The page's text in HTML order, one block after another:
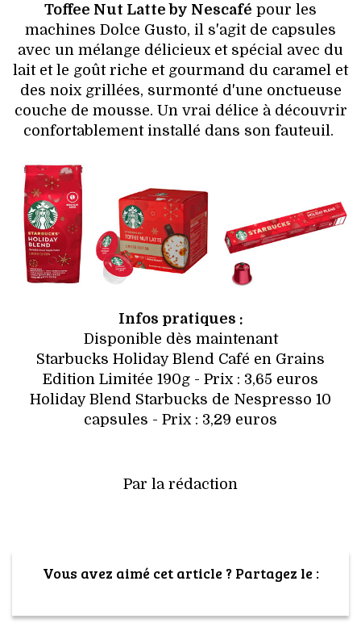
Toffee Nut Latte by Nescafé pour les
machines Dolce Gusto, il s'agit de capsules
avec un mélange délicieux et spécial avec du
lait et le goût riche et gourmand du caramel et
des noix grillées, surmonté d'une onctueuse
couche de mousse. Un vrai délice à découvrir
confortablement installé dans son fauteuil.
Infos pratiques :
Disponible dès maintenant
Starbucks Holiday Blend Café en Grains
Edition Limitée 190g - Prix : 3,65 euros
Holiday Blend Starbucks de Nespresso 10
capsules - Prix : 3,29 euros
Par la rédaction
Vous avez aimé cet article ? Partagez le :